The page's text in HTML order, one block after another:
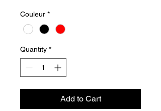
Couleur *
Quantity *
Add to Cart